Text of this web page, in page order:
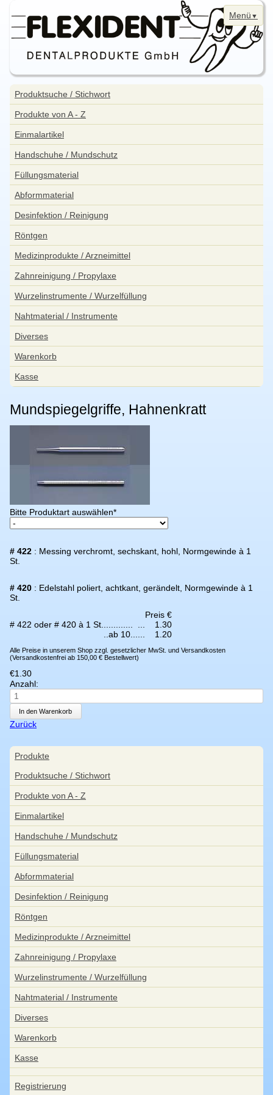
Menü
Navigation
überspringen
News
Bestellung
Kontakt
Aktuelle Angebote
WebShop
Impressum
Datenschutzerklärung
Sitemap
Navigation
überspringen
Produktsuche / Stichwort
Produkte von A - Z
Einmalartikel
Handschuhe / Mundschutz
Füllungsmaterial
Abformmaterial
Desinfektion / Reinigung
Röntgen
Medizinprodukte / Arzneimittel
Zahnreinigung / Propylaxe
Wurzelinstrumente / Wurzelfüllung
Nahtmaterial / Instrumente
Diverses
Warenkorb
Kasse
Mundspiegelgriffe, Hahnenkratt
Pflichtfeld
Bitte Produktart auswählen*
# 422 : Messing verchromt, sechskant, hohl, Normgewinde à 1
St.
# 420 : Edelstahl poliert, achtkant, gerändelt, Normgewinde à 1
St.
Preis €
# 422 oder # 420 à 1 St.
1.30
..ab 10...
1.20
Alle Preise in unserem Shop zzgl. gesetzlicher MwSt. und Versandkosten
(Versandkostenfrei ab 150,00 € Bestellwert)
€1.30
Anzahl:
Zurück
Navigation
überspringen
Produkte
Produktsuche / Stichwort
Produkte von A - Z
Einmalartikel
Handschuhe / Mundschutz
Füllungsmaterial
Abformmaterial
Desinfektion / Reinigung
Röntgen
Medizinprodukte / Arzneimittel
Zahnreinigung / Propylaxe
Wurzelinstrumente / Wurzelfüllung
Nahtmaterial / Instrumente
Diverses
Warenkorb
Kasse
Registrierung